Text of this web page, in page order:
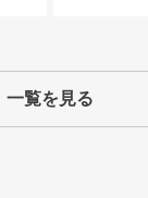
一覧を見る